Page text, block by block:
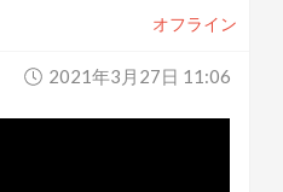
オフライン
2021年3月27日 11:06